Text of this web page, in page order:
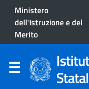
Ministero
dell'Istruzione e del
Merito